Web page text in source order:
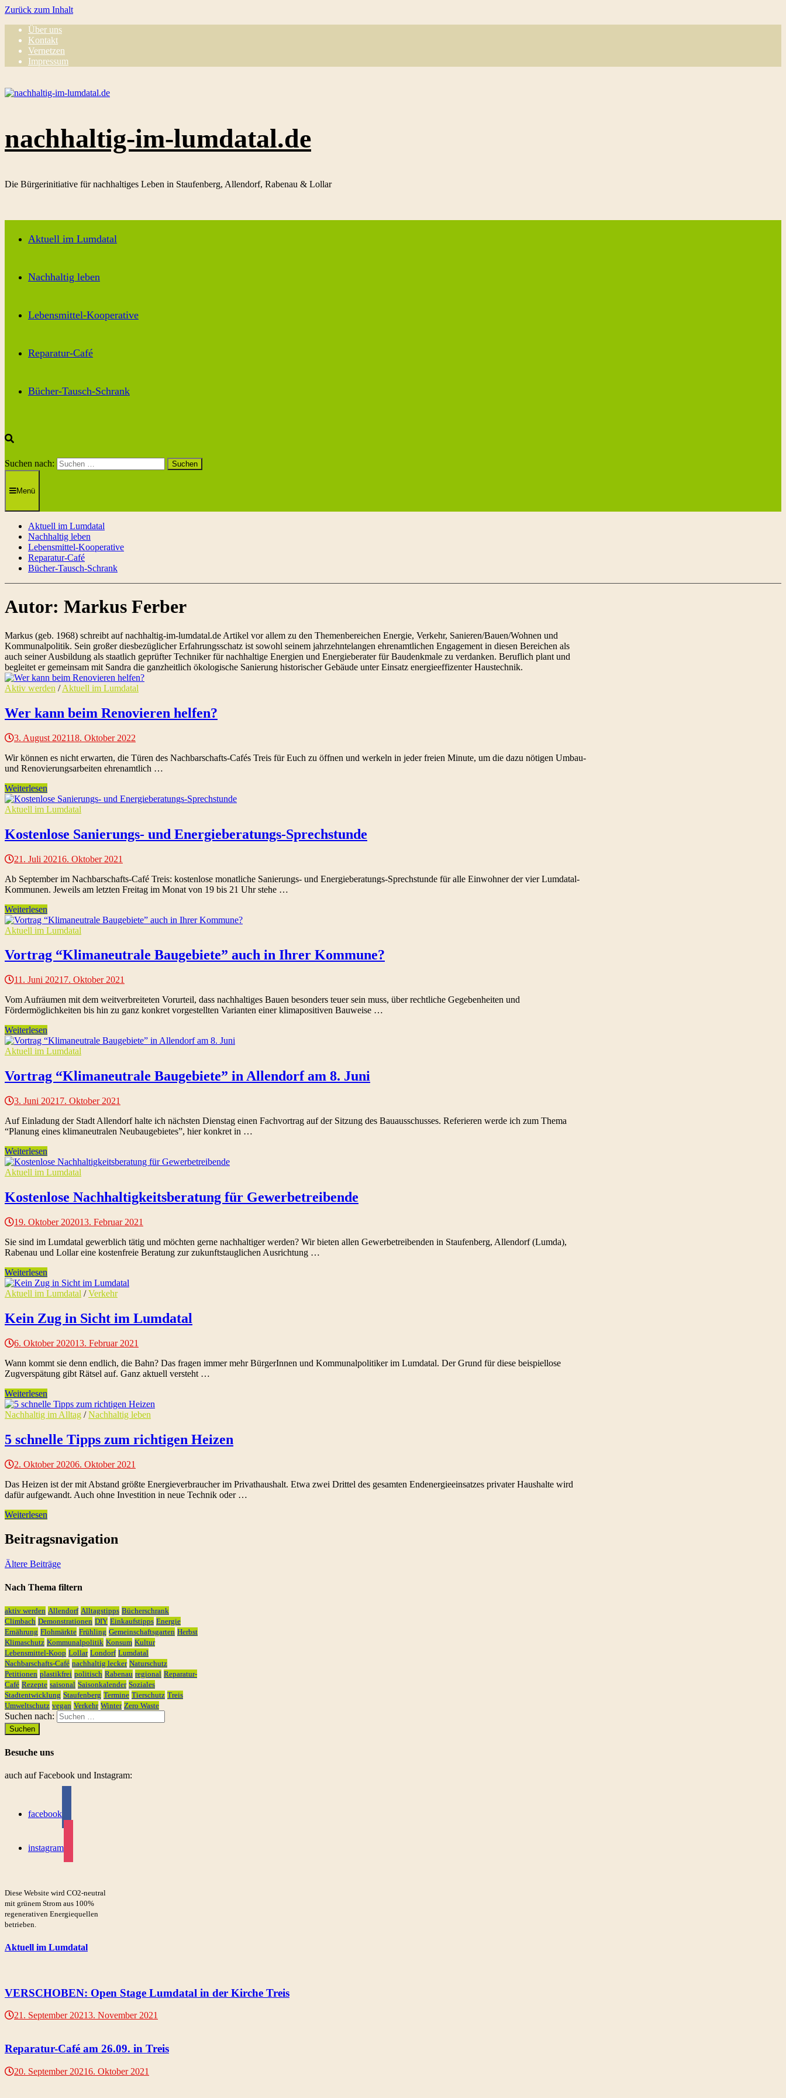
Zurück zum Inhalt
Über uns
Kontakt
Vernetzen
Impressum
nachhaltig-im-lumdatal.de
Die Bürgerinitiative für nachhaltiges Leben in Staufenberg, Allendorf, Rabenau & Lollar
Aktuell im Lumdatal
Nachhaltig leben
Lebensmittel-Kooperative
Reparatur-Café
Bücher-Tausch-Schrank
Suchen nach:
Menü
Aktuell im Lumdatal
Nachhaltig leben
Lebensmittel-Kooperative
Reparatur-Café
Bücher-Tausch-Schrank
Autor: Markus Ferber
Markus (geb. 1968) schreibt auf nachhaltig-im-lumdatal.de Artikel vor allem zu den Themenbereichen Energie, Verkehr, Sanieren/Bauen/Wohnen und
Kommunalpolitik. Sein großer diesbezüglicher Erfahrungsschatz ist sowohl seinem jahrzehntelangen ehrenamtlichen Engagement in diesen Bereichen als
auch seiner Ausbildung als staatlich geprüfter Techniker für nachhaltige Energien und Energieberater für Baudenkmale zu verdanken. Beruflich plant und
begleitet er gemeinsam mit Sandra die ganzheitlich ökologische Sanierung historischer Gebäude unter Einsatz energieeffizenter Haustechnik.
Aktiv werden /Aktuell im Lumdatal
Wer kann beim Renovieren helfen?
3. August 202118. Oktober 2022
Wir können es nicht erwarten, die Türen des Nachbarschafts-Cafés Treis für Euch zu öffnen und werkeln in jeder freien Minute, um die dazu nötigen Umbau-
und Renovierungsarbeiten ehrenamtlich …
Weiterlesen
Aktuell im Lumdatal
Kostenlose Sanierungs- und Energieberatungs-Sprechstunde
21. Juli 20216. Oktober 2021
Ab September im Nachbarschafts-Café Treis: kostenlose monatliche Sanierungs- und Energieberatungs-Sprechstunde für alle Einwohner der vier Lumdatal-
Kommunen. Jeweils am letzten Freitag im Monat von 19 bis 21 Uhr stehe …
Weiterlesen
Aktuell im Lumdatal
Vortrag “Klimaneutrale Baugebiete” auch in Ihrer Kommune?
11. Juni 2021 7. Oktober 2021
Vom Aufräumen mit dem weitverbreiteten Vorurteil, dass nachhaltiges Bauen besonders teuer sein muss, über rechtliche Gegebenheiten und
Fördermöglichkeiten bis hin zu ganz konkret vorgestellten Varianten einer klimapositiven Bauweise …
Weiterlesen
Aktuell im Lumdatal
Vortrag “Klimaneutrale Baugebiete” in Allendorf am 8. Juni
3. Juni 2021 7. Oktober 2021
Auf Einladung der Stadt Allendorf halte ich nächsten Dienstag einen Fachvortrag auf der Sitzung des Bauausschusses. Referieren werde ich zum Thema
“Planung eines klimaneutralen Neubaugebietes”, hier konkret in …
Weiterlesen
Aktuell im Lumdatal
Kostenlose Nachhaltigkeitsberatung für Gewerbetreibende
19. Oktober 202013. Februar 2021
Sie sind im Lumdatal gewerblich tätig und möchten gerne nachhaltiger werden? Wir bieten allen Gewerbetreibenden in Staufenberg, Allendorf (Lumda),
Rabenau und Lollar eine kostenfreie Beratung zur zukunftstauglichen Ausrichtung …
Weiterlesen
Aktuell im Lumdatal /Verkehr
Kein Zug in Sicht im Lumdatal
6. Oktober 202013. Februar 2021
Wann kommt sie denn endlich, die Bahn? Das fragen immer mehr BürgerInnen und Kommunalpolitiker im Lumdatal. Der Grund für diese beispiellose
Zugverspätung gibt Rätsel auf. Ganz aktuell versteht …
Weiterlesen
Nachhaltig im Alltag /Nachhaltig leben
5 schnelle Tipps zum richtigen Heizen
2. Oktober 20206. Oktober 2021
Das Heizen ist der mit Abstand größte Energieverbraucher im Privathaushalt. Etwa zwei Drittel des gesamten Endenergieeinsatzes privater Haushalte wird
dafür aufgewandt. Auch ohne Investition in neue Technik oder …
Weiterlesen
Beitragsnavigation
Ältere Beiträge
Nach Thema filtern
aktiv werden Allendorf Alltagstipps Bücherschrank
Climbach Demonstrationen DIY Einkaufstipps Energie
Ernährung Flohmärkte Frühling Gemeinschaftsgarten Herbst
Klimaschutz Kommunalpolitik Konsum Kultur
Lebensmittel-Koop Lollar Londorf Lumdatal
Nachbarschafts-Café nachhaltig lecker Naturschutz
Petitionen plastikfrei politisch Rabenau regional Reparatur-
Café Rezepte saisonal Saisonkalender Soziales
Stadtentwicklung Staufenberg Termine Tierschutz Treis
Umweltschutz vegan Verkehr Winter Zero Waste
Suchen nach:
Besuche uns
auch auf Facebook und Instagram:
facebook
instagram
Diese Website wird CO2-neutral
mit grünem Strom aus 100%
regenerativen Energiequellen
betrieben.
Aktuell im Lumdatal
VERSCHOBEN: Open Stage Lumdatal in der Kirche Treis
21. September 20213. November 2021
Reparatur-Café am 26.09. in Treis
20. September 20216. Oktober 2021